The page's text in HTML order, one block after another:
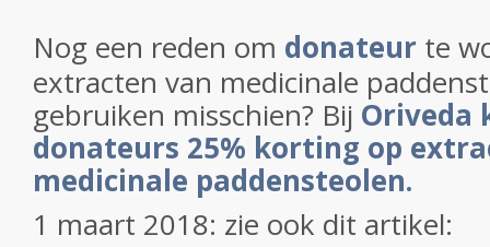
Nog een reden om donateur te
extracten van medicinale
gebruiken misschien? Bij Oriveda
donateurs 25% korting op
medicinale paddensteolen.
1 maart 2018: zie ook dit artikel: